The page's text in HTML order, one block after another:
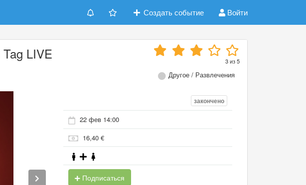
Создать событие Войти
LIVE 3из5
Другое / Развлечения
закончено
22 фев 14:00
16,40 €
Подписаться